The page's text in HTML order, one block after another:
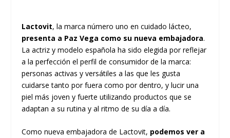
Lactovit, la marca número uno en cuidado lácteo,
presenta a Paz Vega como su nueva embajadora.
La actriz y modelo española ha sido elegida por reflejar
a la perfección el perfil de consumidor de la marca:
personas activas y versátiles a las que les gusta
cuidarse tanto por fuera como por dentro, y lucir una
piel más joven y fuerte utilizando productos que se
adaptan a su rutina y al ritmo de su día a día.
Como nueva embajadora de Lactovit, podemos ver a